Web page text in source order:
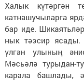
Халык күтәргән
катнашучыларга
бар иде.
нык тәэсир ясады.
үлгән улының
Мәсьәлә турыдан-
карала башлады,